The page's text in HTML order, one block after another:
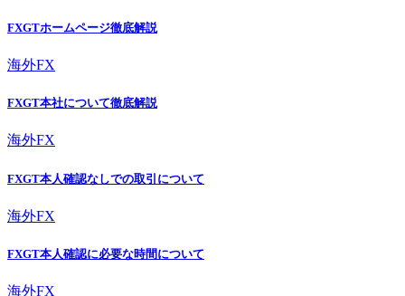
FXGTホームページ徹底解説
海外FX
FXGT本社について徹底解説
海外FX
FXGT本人確認なしでの取引について
海外FX
FXGT本人確認に必要な時間について
海外FX